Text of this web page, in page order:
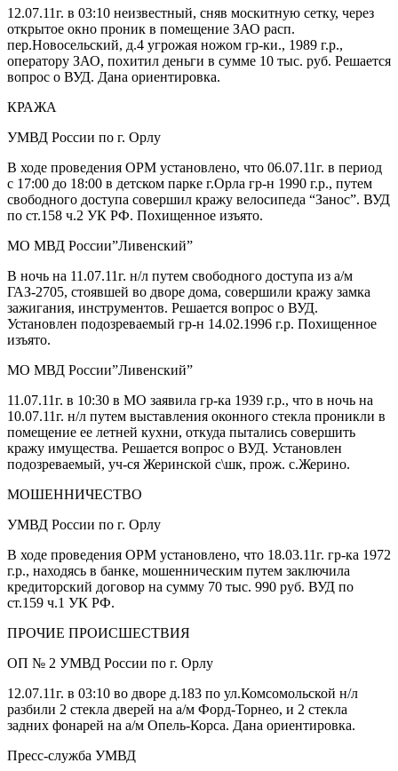
12.07.11г. в 03:10 неизвестный, сняв москитную сетку, через
открытое окно проник в помещение ЗАО расп.
пер.Новосельский, д.4 угрожая ножом гр-ки., 1989 г.р.,
оператору ЗАО, похитил деньги в сумме 10 тыс. руб. Решается
вопрос о ВУД. Дана ориентировка.
КРАЖА
УМВД России по г. Орлу
В ходе проведения ОРМ установлено, что 06.07.11г. в период
с 17:00 до 18:00 в детском парке г.Орла гр-н 1990 г.р., путем
свободного доступа совершил кражу велосипеда “Занос”. ВУД
по ст.158 ч.2 УК РФ. Похищенное изъято.
МО МВД России”Ливенский”
В ночь на 11.07.11г. н/л путем свободного доступа из а/м
ГАЗ-2705, стоявшей во дворе дома, совершили кражу замка
зажигания, инструментов. Решается вопрос о ВУД.
Установлен подозреваемый гр-н 14.02.1996 г.р. Похищенное
изъято.
МО МВД России”Ливенский”
11.07.11г. в 10:30 в МО заявила гр-ка 1939 г.р., что в ночь на
10.07.11г. н/л путем выставления оконного стекла проникли в
помещение ее летней кухни, откуда пытались совершить
кражу имущества. Решается вопрос о ВУД. Установлен
подозреваемый, уч-ся Жеринской с\шк, прож. с.Жерино.
МОШЕННИЧЕСТВО
УМВД России по г. Орлу
В ходе проведения ОРМ установлено, что 18.03.11г. гр-ка 1972
г.р., находясь в банке, мошенническим путем заключила
кредиторский договор на сумму 70 тыс. 990 руб. ВУД по
ст.159 ч.1 УК РФ.
ПРОЧИЕ ПРОИСШЕСТВИЯ
ОП № 2 УМВД России по г. Орлу
12.07.11г. в 03:10 во дворе д.183 по ул.Комсомольской н/л
разбили 2 стекла дверей на а/м Форд-Торнео, и 2 стекла
задних фонарей на а/м Опель-Корса. Дана ориентировка.
Пресс-служба УМВД